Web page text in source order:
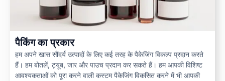
पैकिंग का प्रकार
हम अपने खास सौंदर्य उत्पादों के लिए कई तरह के पैकेजिंग विकल्प प्रदान करते
हैं। हम बोतलें, ट्यूब, जार और पाउच प्रदान कर सकते हैं। हम आपकी विशिष्ट
आवश्यकताओं को पूरा करने वाली कस्टम पैकेजिंग विकसित करने में भी आपकी